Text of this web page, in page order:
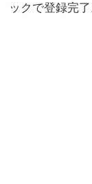
ックで登録完了